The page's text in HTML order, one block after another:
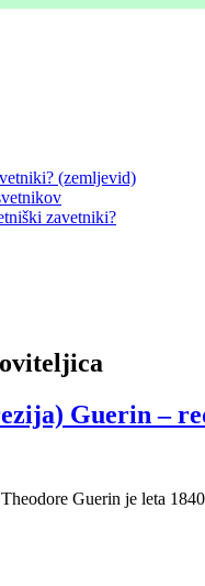
(zemljevid)
zavetniki?
Guerin –
Guerin je leta